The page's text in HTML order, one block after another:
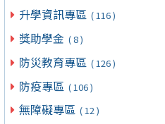
升學資訊專區 ( 116 )
獎助學金 ( 8 )
防災教育專區 ( 126 )
防疫專區 ( 106 )
無障礙專區 ( 12 )